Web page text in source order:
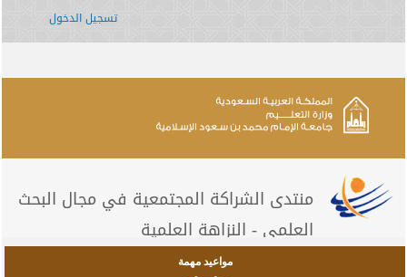
تسجيل الدخول
منتدى الشراكة المجتمعية في مجال البحث
العلمي - النزاهة العلمية
مواعيد مهمة